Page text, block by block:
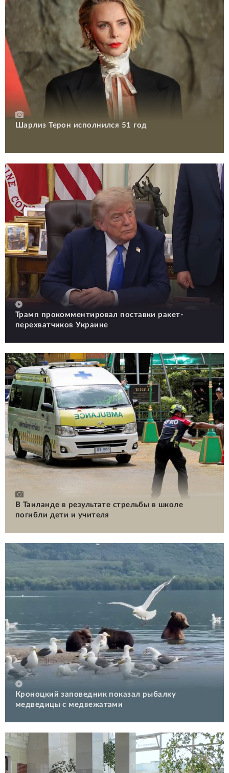
Шарлиз Терон исполнился 51 год
Трамп прокомментировал поставки ракет-
перехватчиков Украине
В Таиланде в результате стрельбы в школе
погибли дети и учителя
Кроноцкий заповедник показал рыбалку
медведицы с медвежатами